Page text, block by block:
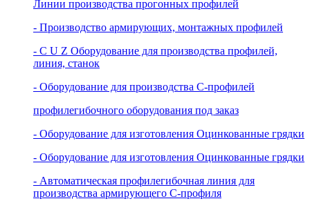
Линии производства прогонных профилей
- Производство армирующих, монтажных профилей
- C U Z Оборудование для производства профилей,
линия, станок
- Оборудование для производства С-профилей
профилегибочного оборудования под заказ
- Oборудование для изготовления Оцинкованные грядки
- Oборудование для изготовления Оцинкованные грядки
- Автоматическая профилегибочная линия для
производства армирующего C-профиля